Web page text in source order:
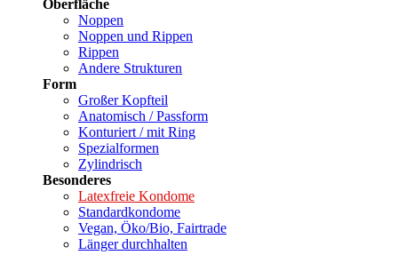
Oberfläche
Noppen
Noppen und Rippen
Rippen
Andere Strukturen
Form
Großer Kopfteil
Anatomisch / Passform
Konturiert / mit Ring
Spezialformen
Zylindrisch
Besonderes
Latexfreie Kondome
Standardkondome
Vegan, Öko/Bio, Fairtrade
Länger durchhalten